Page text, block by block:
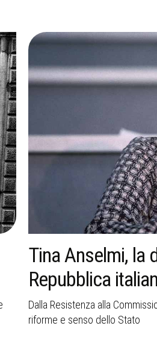
Cani nei rifugi,
randagismo e
Oltre 14mila cani rischiano
diventano centrali